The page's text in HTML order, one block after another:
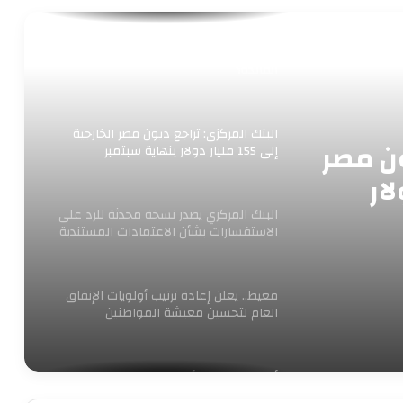
مصر البنك المركزى: تراجع ديون مصر الخارجية
إلى 155 مليار دولار بنهاية سبتمبر
البنك المركزي يصدر نسخة محدثة للرد على
الاستفسارات بشأن الاعتمادات المستندية
معيط.. يعلن إعادة ترتيب أولويات الإنفاق
العام لتحسين معيشة المواطنين
أرتفاع جديد فى أسعار الذهب اليوم
الخميس 5 مايو 2022